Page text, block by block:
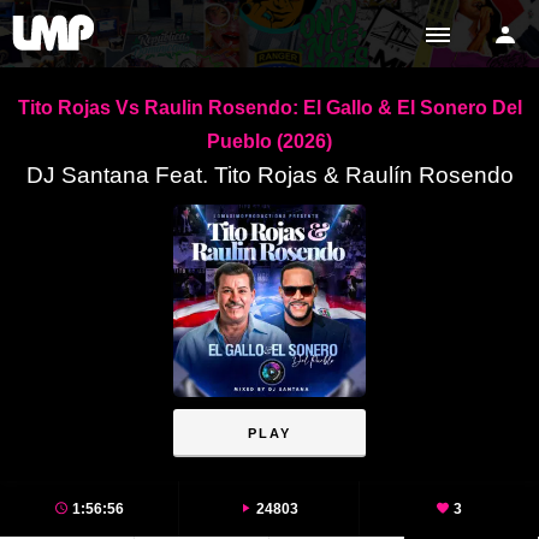
Tito Rojas Vs Raulin Rosendo: El Gallo & El Sonero Del
Pueblo (2026)
DJ Santana Feat. Tito Rojas & Raulín Rosendo
PLAY
1:56:56 24803 3